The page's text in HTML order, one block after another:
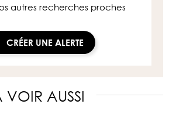
autres recherches proches
CRÉER UNE ALERTE
VOIR AUSSI